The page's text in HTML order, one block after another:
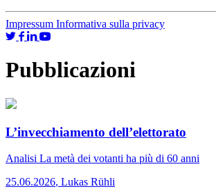
Impressum Informativa sulla privacy
Pubblicazioni
L’invecchiamento dell’elettorato
Analisi La metà dei votanti ha più di 60 anni
25.06.2026, Lukas Rühli